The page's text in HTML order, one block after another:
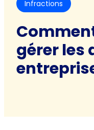
Infractions
gérer les